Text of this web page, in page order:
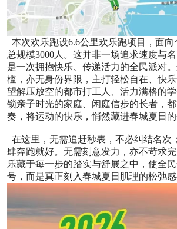
本次欢乐跑设6.6公里欢乐跑项目，面向
总规模3000人。这并非一场追求速度与
是一次拥抱快乐、传递活力的全民派对
槛，亦无身份界限，主打轻松自在、快
望解压放空的都市打工人、活力满格的
锁亲子时光的家庭、闲庭信步的长者，
奏，将运动的快乐，悄然藏进春城夏日的
在这里，无需追赶秒表，不必纠结名次
肆奔跑就好。无需刻意发力，亦不苛求
乐藏于每一步的踏实与舒展之中，使全
号，而是真正刻入春城夏日肌理的松弛感